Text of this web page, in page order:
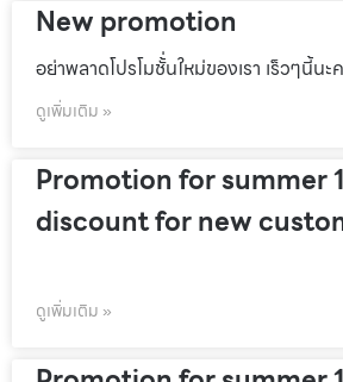
New promotion
อย่าพลาดโปรโมชั้่นใหม่ของเรา เร็วๆนี้นะค
ดูเพิ่มเติม »
Promotion for summer
discount for new
ดูเพิ่มเติม »